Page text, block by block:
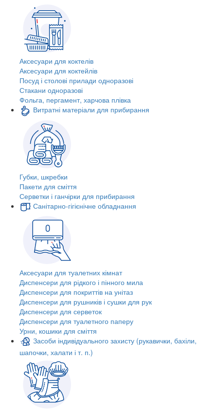
Аксесуари для коктелів
Аксесуари для коктейлів
Посуд і столові прилади одноразові
Стакани одноразові
Фольга, пергамент, харчова плівка
Витратні матеріали для прибирання
Губки, шкребки
Пакети для сміття
Серветки і ганчірки для прибирання
Санітарно-гігієнічне обладнання
Аксесуари для туалетних кімнат
Диспенсери для рідкого і пінного мила
Диспенсери для покриттів на унітаз
Диспенсери для рушників і сушки для рук
Диспенсери для серветок
Диспенсери для туалетного паперу
Урни, кошики для сміття
Засоби індивідуального захисту (рукавички, бахіли,
шапочки, халати і т. п.)